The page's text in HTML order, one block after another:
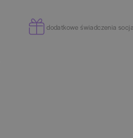
dodatkowe świadczenia